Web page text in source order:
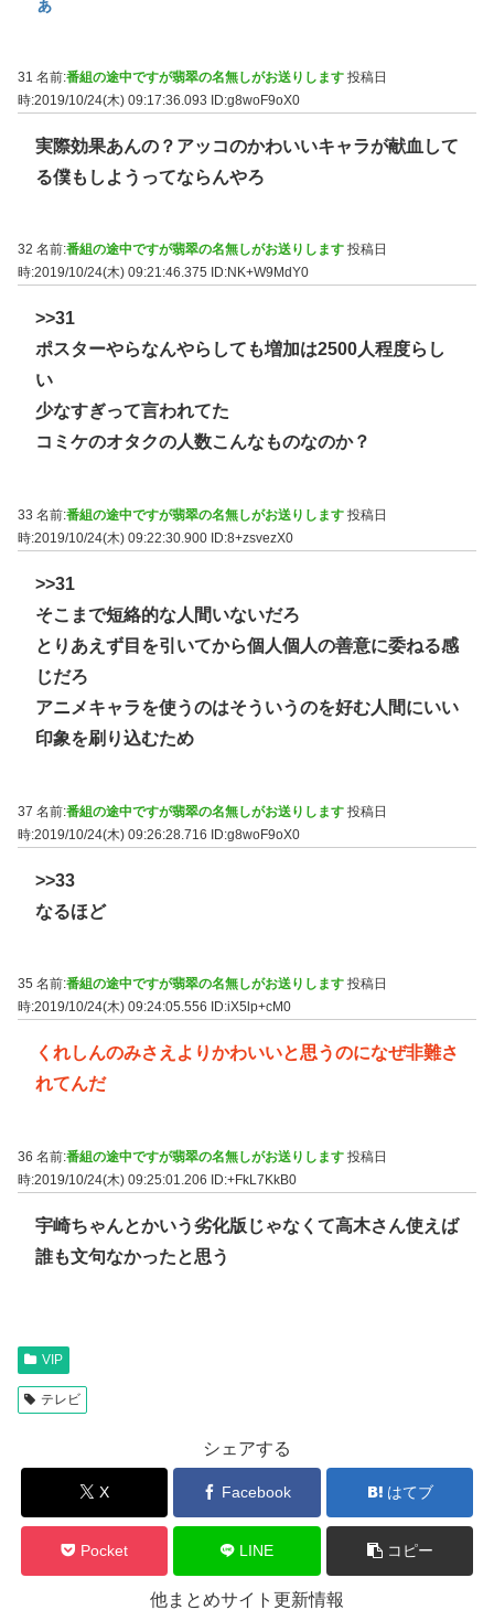
ぁ
31 名前:番組の途中ですが翡翠の名無しがお送りします 投稿日
時:2019/10/24(木) 09:17:36.093 ID:g8woF9oX0
実際効果あんの？アッコのかわいいキャラが献血して
る僕もしようってならんやろ
32 名前:番組の途中ですが翡翠の名無しがお送りします 投稿日
時:2019/10/24(木) 09:21:46.375
ID:NK+W9MdY0
>>31
ポスターやらなんやらしても増加は2500人程度らし
い
少なすぎって言われてた
コミケのオタクの人数こんなものなのか？
33 名前:番組の途中ですが翡翠の名無しがお送りします 投稿日
時:2019/10/24(木) 09:22:30.900 ID:8+zsvezX0
>>31
そこまで短絡的な人間いないだろ
とりあえず目を引いてから個人個人の善意に委ねる感
じだろ
アニメキャラを使うのはそういうのを好む人間にいい
印象を刷り込むため
37 名前:番組の途中ですが翡翠の名無しがお送りします 投稿日
時:2019/10/24(木) 09:26:28.716 ID:g8woF9oX0
>>33
なるほど
35 名前:番組の途中ですが翡翠の名無しがお送りします 投稿日
時:2019/10/24(木) 09:24:05.556
ID:iX5lp+cM0
くれしんのみさえよりかわいいと思うのになぜ非難さ
れてんだ
36 名前:番組の途中ですが翡翠の名無しがお送りします 投稿日
時:2019/10/24(木) 09:25:01.206 ID:+FkL7KkB0
宇崎ちゃんとかいう劣化版じゃなくて高木さん使えば
誰も文句なかったと思う
VIP
テレビ
シェアする
X Facebook はてブ
Pocket LINE コピー
他まとめサイト更新情報